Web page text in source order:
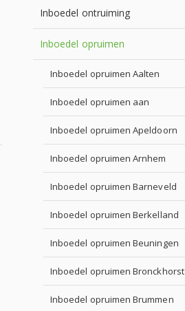
Inboedel ontruiming
Inboedel opruimen
Inboedel opruimen Aalten
Inboedel opruimen aan
Inboedel opruimen Apeldoorn
Inboedel opruimen Arnhem
Inboedel opruimen Barneveld
Inboedel opruimen Berkelland
Inboedel opruimen Beuningen
Inboedel opruimen Bronckhorst
Inboedel opruimen Brummen